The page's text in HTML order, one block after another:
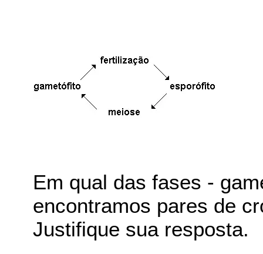
Em qual das fases -
encontramos pares de
Justifique sua resposta.